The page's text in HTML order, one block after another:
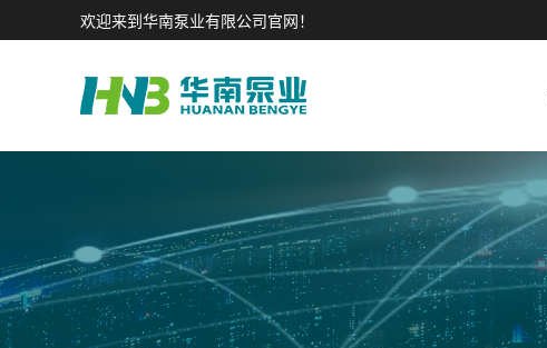
欢迎来到华南泵业有限公司官网！